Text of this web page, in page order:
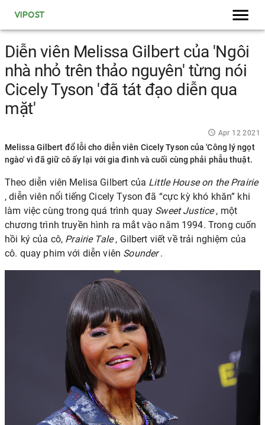
VIPOST
Diễn viên Melissa Gilbert của 'Ngôi
nhà nhỏ trên thảo nguyên' từng nói
Cicely Tyson 'đã tát đạo diễn qua
mặt'
Apr 12 2021
Melissa Gilbert đổ lỗi cho diễn viên Cicely Tyson của 'Công lý ngọt
ngào' vì đã giữ cô ấy lại với gia đình và cuối cùng phải phẫu thuật.
Theo diễn viên Melisa Gilbert của Little House on the Prairie
, diễn viên nổi tiếng Cicely Tyson đã “cực kỳ khó khăn” khi
làm việc cùng trong quá trình quay Sweet Justice, một
chương trình truyền hình ra mắt vào năm 1994. Trong cuốn
hồi ký của cô, Prairie Tale, Gilbert viết về trải nghiệm của
cô. quay phim với diễn viên Sounder.